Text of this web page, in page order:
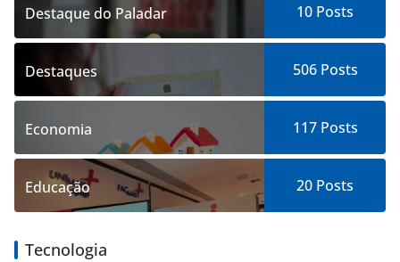
Destaque do Paladar 10 Posts
Destaques 506Posts
Economia 117Posts
Educação 20 Posts
Tecnologia